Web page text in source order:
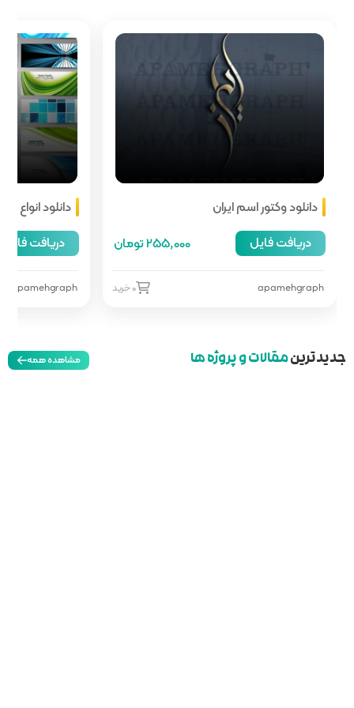
تومان
0 خرید
دانلود انواع هدر سایت
دریافت فایل
66,000 تومان
0 خرید
مشاهده همه